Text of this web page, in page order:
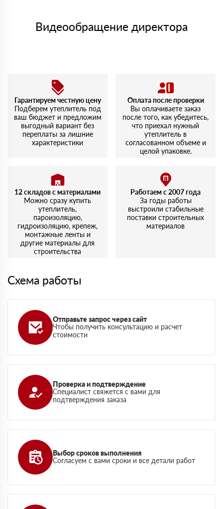
Дмитрий
Заказывал Роквул Лайт Баттс. Легко укладывается,
доставка была на следующий день, что приятно
удивило. Упаковка целая, никаких повреждений.
либо Вы забираете товар со склада самовывоза.
Видеообращение директора
Гарантируем честную цену
Подберем утеплитель под
ваш бюджет и предложим
выгодный вариант без
переплаты за лишние
характеристики
Оплата после проверки
Вы оплачиваете заказ
после того, как убедитесь,
что приехал нужный
утеплитель в
согласованном объеме и
целой упаковке.
12 складов с материалами
Можно сразу купить
утеплитель,
пароизоляцию,
гидроизоляцию, крепеж,
монтажные ленты и
другие материалы для
строительства
Работаем с 2007 года
За годы работы
выстроили стабильные
поставки строительных
материалов
Схема работы
Отправьте запрос через сайт
Чтобы получить консультацию и расчет
стоимости
Проверка и подтверждение
Специалист свяжется с вами для
подтверждения заказа
Выбор сроков выполнения
Согласуем с вами сроки и все детали работ